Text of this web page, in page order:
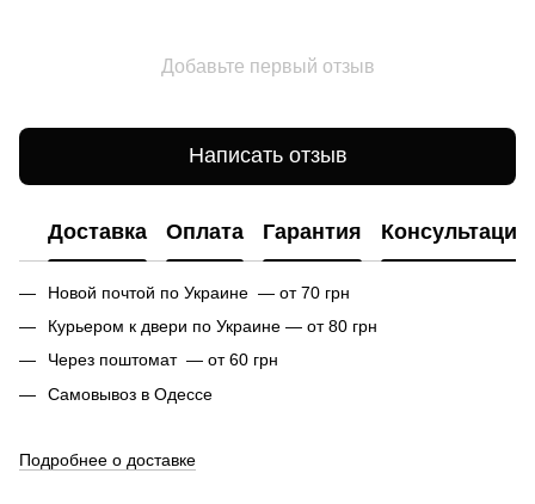
Добавьте первый отзыв
Написать отзыв
Доставка Оплата Гарантия Консультация
Новой почтой по Украине — от 70 грн
Курьером к двери по Украине — от 80 грн
Через поштомат — от 60 грн
Самовывоз в Одессе
Подробнее о доставке